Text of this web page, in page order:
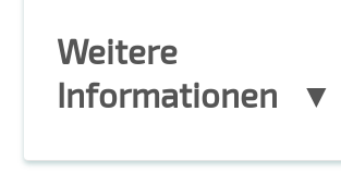
Weitere
Informationen